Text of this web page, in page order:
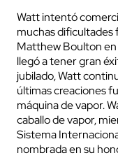
Watt intentó
muchas dificultades
Matthew Boulton en
llegó a tener gran
jubilado, Watt
últimas creaciones
máquina de vapor.
caballo de vapor,
Sistema
nombrada en su